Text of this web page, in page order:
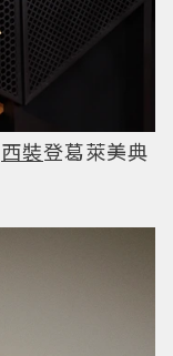
西裝登葛萊美典